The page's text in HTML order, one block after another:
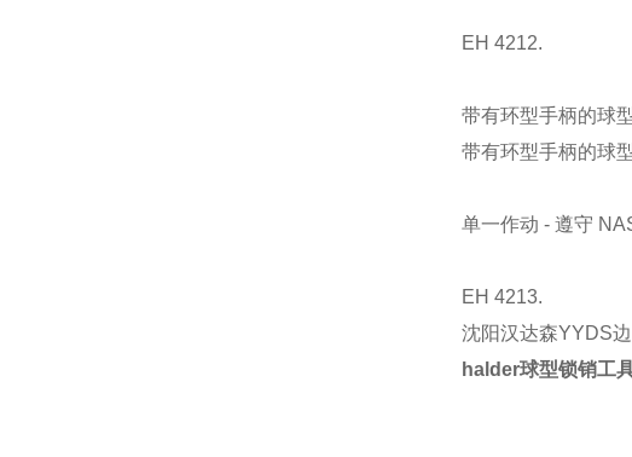
EH 4212.
带有环型手柄的球
带有环型手柄的球
单一作动 - 遵守
EH 4213.
沈阳汉达森YYDS
halder球型锁销工